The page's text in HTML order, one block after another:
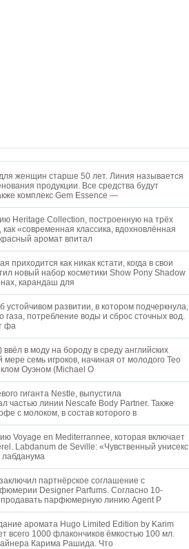
женщин старше 50 лет. Линия называется
продукции. Все средства будут
комплекс Gem Essence —
Heritage Collection, построенную на трёх
«современная классика, вдохновлённая
аромат впитал
как никак кстати, когда в свои
новый набор косметики Show Pony Shadow
карандаш для
развитии, в котором подчеркнула,
газа, потребление воды и сброс сточных вод.
фа
в моду на бороду в среду английских
семь игроков, начиная от молодого Тео
Оуэном (Michael O
гиганта Nestle, выпустила
частью линии Nescafe Body Partner. Также
с молоком, в состав которого в
Voyage en Mediterrannee, которая включает
Labdanum de Seville: «Чувственный унисекс
лабданума
партнёрское соглашение с
Designer Parfums. Согласно 10-
продавать парфюмерную линию Agent P
аромата Hugo Limited Edition by Karim
всего 1000 флакончиков ёмкостью 100 мл.
Карима Рашида. Что